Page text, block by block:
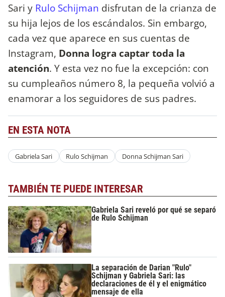
Sari y Rulo Schijman disfrutan de la crianza de
su hija lejos de los escándalos. Sin embargo,
cada vez que aparece en sus cuentas de
Instagram, Donna logra captar toda la
atención. Y esta vez no fue la excepción: con
su cumpleaños número 8, la pequeña volvió a
enamorar a los seguidores de sus padres.
EN ESTA NOTA
Gabriela Sari Rulo Schijman Donna Schijman Sari
TAMBIÉN TE PUEDE INTERESAR
Gabriela Sari reveló por qué se separó
de Rulo Schijman
La separación de Darian "Rulo"
Schijman y Gabriela Sari: las
declaraciones de él y el enigmático
mensaje de ella